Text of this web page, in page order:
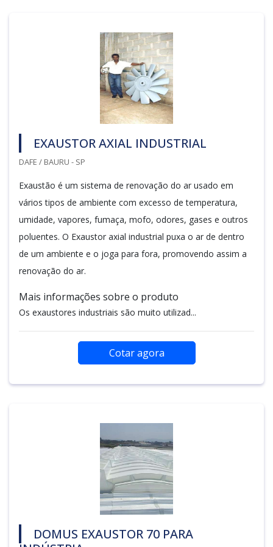
EXAUSTOR AXIAL INDUSTRIAL
DAFE / BAURU - SP
Exaustão é um sistema de renovação do ar usado em
vários tipos de ambiente com excesso de temperatura,
umidade, vapores, fumaça, mofo, odores, gases e outros
poluentes. O Exaustor axial industrial puxa o ar de dentro
de um ambiente e o joga para fora, promovendo assim a
renovação do ar.
Mais informações sobre o produto
Os exaustores industriais são muito utilizad...
Cotar agora
DOMUS EXAUSTOR 70 PARA